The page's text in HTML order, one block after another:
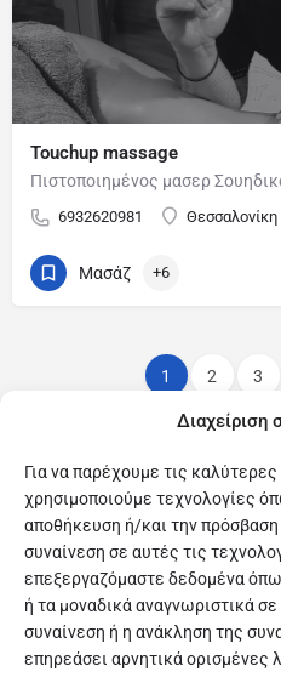
Διαχείριση
Για να παρέχουμε τις
χρησιμοποιούμε τεχνολογίες
αποθήκευση ή/και την
συναίνεση σε αυτές τις
επεξεργαζόμαστε δεδομένα
ή τα μοναδικά αναγνωριστικά
συναίνεση ή η ανάκληση της
επηρεάσει αρνητικά ορισμένες
Touchup massage
6932620981 Θεσσαλονίκη
Μασάζ +6
1 2 3